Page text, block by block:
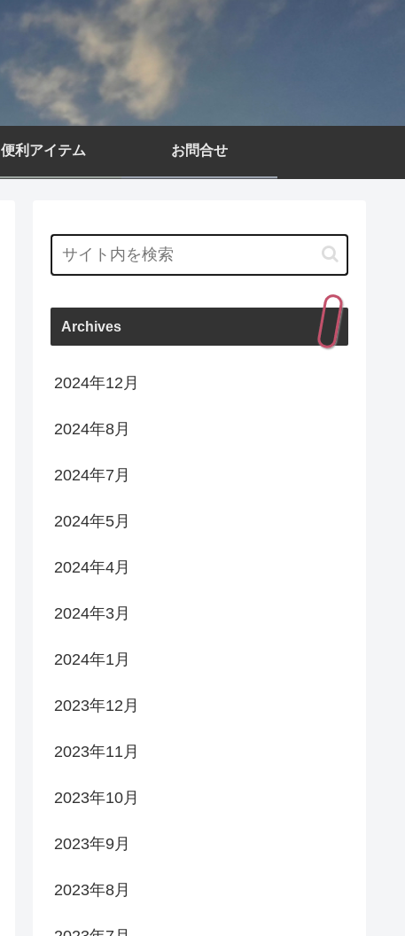
便利アイテム お問合せ
Archives
2024年12月
2024年8月
2024年7月
2024年5月
2024年4月
2024年3月
2024年1月
2023年12月
2023年11月
2023年10月
2023年9月
2023年8月